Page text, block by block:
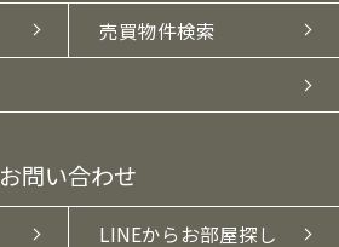
売買物件検索
お問い合わせ
LINEからお部屋探し